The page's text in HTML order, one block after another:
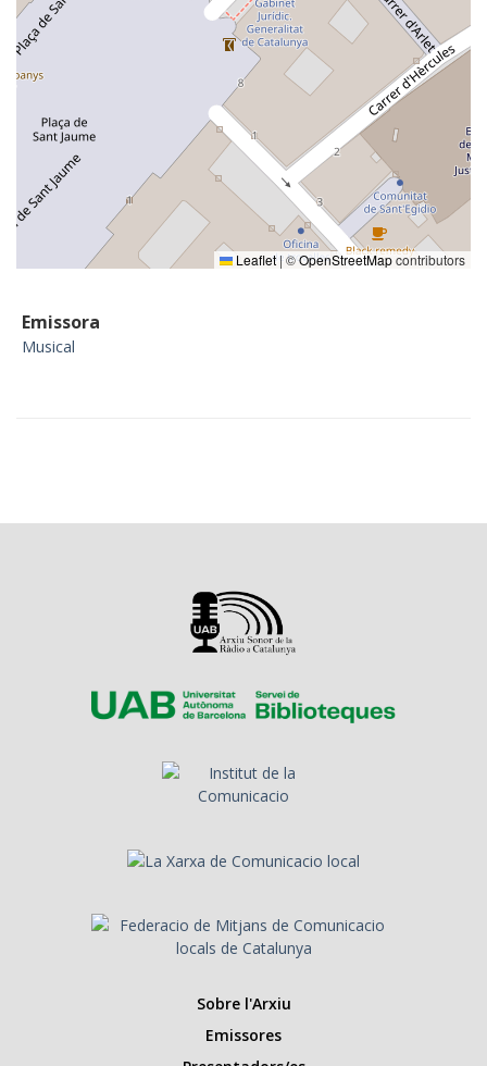
Leaflet|©OpenStreetMapcontributors
Emissora
Musical
Sobre l'Arxiu
Emissores